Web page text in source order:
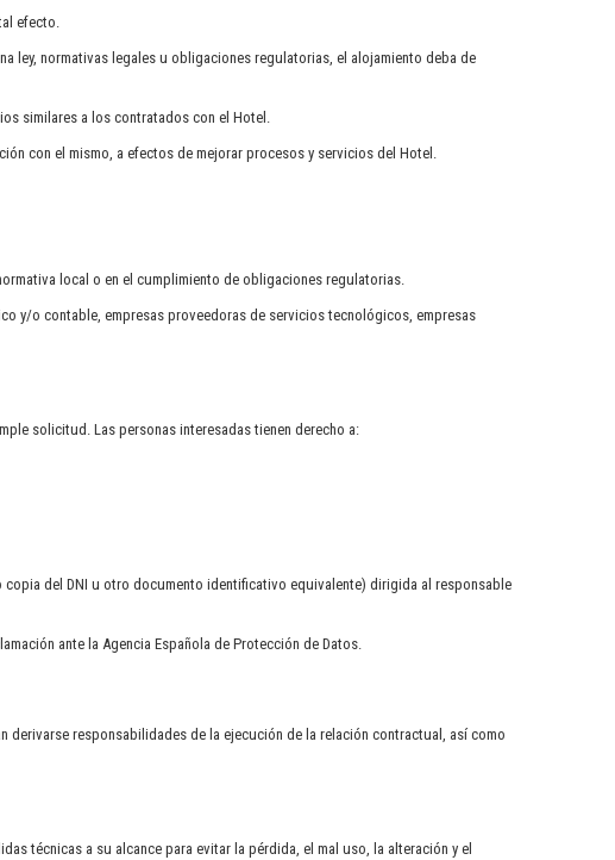
efecto.
ley, normativas legales u obligaciones regulatorias, el alojamiento deba de
similares a los contratados con el Hotel.
con el mismo, a efectos de mejorar procesos y servicios del Hotel.
local o en el cumplimiento de obligaciones regulatorias.
y/o contable, empresas proveedoras de servicios tecnológicos, empresas
solicitud. Las personas interesadas tienen derecho a:
del DNI u otro documento identificativo equivalente) dirigida al responsable
ante la Agencia Española de Protección de Datos.
responsabilidades de la ejecución de la relación contractual, así como
técnicas a su alcance para evitar la pérdida, el mal uso, la alteración y el